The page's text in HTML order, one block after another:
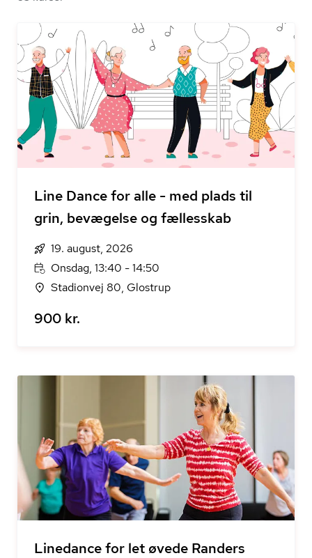
Line Dance for alle - med plads til
grin, bevægelse og fællesskab
19. august, 2026
Onsdag, 13:40 - 14:50
Stadionvej 80, Glostrup
900 kr.
Linedance for let øvede Randers